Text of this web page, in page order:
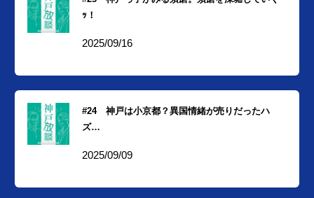
ｯ！
2025/09/16
#24 神戸は小京都？異国情緒が売りだったハ
ズ…
2025/09/09